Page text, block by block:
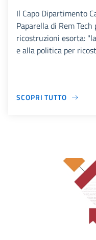
Il Capo Dipartimento
Paparella di Rem
ricostruzioni esorta:
e alla politica per
SCOPRI TUTTO